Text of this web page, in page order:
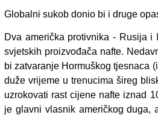
Globalni sukob donio bi i druge
Dva američka protivnika - Rusija i
svjetskih proizvođača nafte.
bi zatvaranje Hormuškog tjesnaca
duže vrijeme u trenucima šireg
uzrokovati rast cijene nafte iznad
je glavni vlasnik američkog duga,